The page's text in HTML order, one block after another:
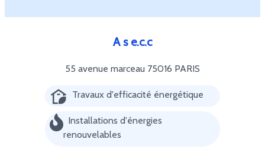
A s e.c.c
55 avenue marceau 75016 PARIS
Travaux d'efficacité énergétique
Installations d'énergies
renouvelables